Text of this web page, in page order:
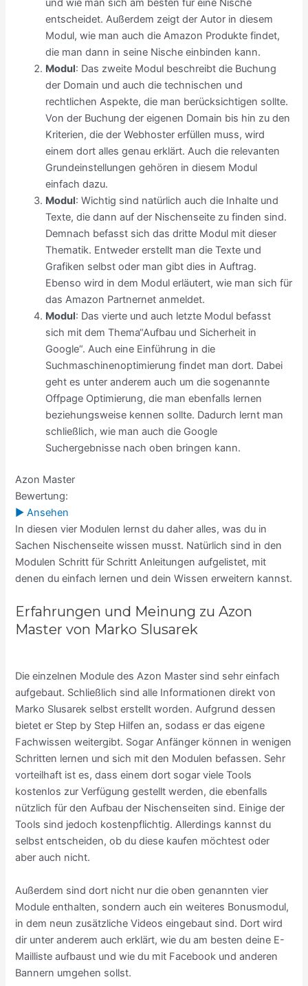
und wie man sich am besten für eine Nische
entscheidet. Außerdem zeigt der Autor in diesem
Modul, wie man auch die Amazon Produkte findet,
die man dann in seine Nische einbinden kann.
Modul: Das zweite Modul beschreibt die Buchung
der Domain und auch die technischen und
rechtlichen Aspekte, die man berücksichtigen sollte.
Von der Buchung der eigenen Domain bis hin zu den
Kriterien, die der Webhoster erfüllen muss, wird
einem dort alles genau erklärt. Auch die relevanten
Grundeinstellungen gehören in diesem Modul
einfach dazu.
Modul: Wichtig sind natürlich auch die Inhalte und
Texte, die dann auf der Nischenseite zu finden sind.
Demnach befasst sich das dritte Modul mit dieser
Thematik. Entweder erstellt man die Texte und
Grafiken selbst oder man gibt dies in Auftrag.
Ebenso wird in dem Modul erläutert, wie man sich für
das Amazon Partnernet anmeldet.
Modul: Das vierte und auch letzte Modul befasst
sich mit dem Thema“Aufbau und Sicherheit in
Google“. Auch eine Einführung in die
Suchmaschinenoptimierung findet man dort. Dabei
geht es unter anderem auch um die sogenannte
Offpage Optimierung, die man ebenfalls lernen
beziehungsweise kennen sollte. Dadurch lernt man
schließlich, wie man auch die Google
Suchergebnisse nach oben bringen kann.
Azon Master
Bewertung:
► Ansehen
In diesen vier Modulen lernst du daher alles, was du in
Sachen Nischenseite wissen musst. Natürlich sind in den
Modulen Schritt für Schritt Anleitungen aufgelistet, mit
denen du einfach lernen und dein Wissen erweitern kannst.
Erfahrungen und Meinung zu Azon
Master von Marko Slusarek
Die einzelnen Module des Azon Master sind sehr einfach
aufgebaut. Schließlich sind alle Informationen direkt von
Marko Slusarek selbst erstellt worden. Aufgrund dessen
bietet er Step by Step Hilfen an, sodass er das eigene
Fachwissen weitergibt. Sogar Anfänger können in wenigen
Schritten lernen und sich mit den Modulen befassen. Sehr
vorteilhaft ist es, dass einem dort sogar viele Tools
kostenlos zur Verfügung gestellt werden, die ebenfalls
nützlich für den Aufbau der Nischenseiten sind. Einige der
Tools sind jedoch kostenpflichtig. Allerdings kannst du
selbst entscheiden, ob du diese kaufen möchtest oder
aber auch nicht.
Außerdem sind dort nicht nur die oben genannten vier
Module enthalten, sondern auch ein weiteres Bonusmodul,
in dem neun zusätzliche Videos eingebaut sind. Dort wird
dir unter anderem auch erklärt, wie du am besten deine E-
Mailliste aufbaust und wie du mit Facebook und anderen
Bannern umgehen sollst.